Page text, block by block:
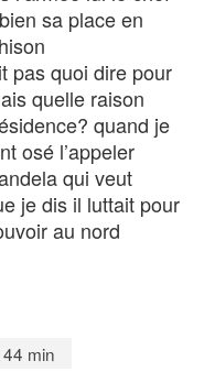
sa place en
pas quoi dire pour
quelle raison
quand je
osé l’appeler
qui veut
je dis il luttait pour
au nord
min